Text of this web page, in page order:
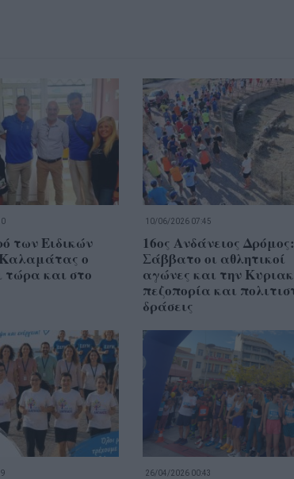
των Ειδικών
ο
και στο
10/06/2026 07:45
16ος Ανδάνειος
Σάββατο οι αθλητικοί
αγώνες και την
πεζοπορία και
δράσεις
26/04/2026 00:43